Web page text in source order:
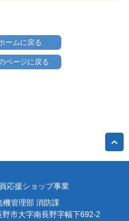
ームに戻る
ページに戻る
応援ショップ事業
機管理部 消防課
市大字南長野字幅下692-2